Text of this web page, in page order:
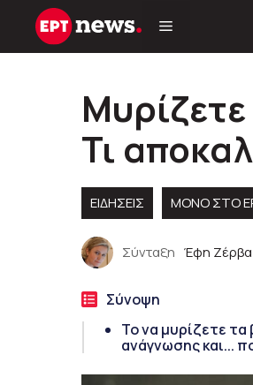
Μετάβαση
Μυρίζετε
Τι
ΕΙΔΗΣΕΙΣ ΜΟΝΟ ΣΤΟ
Σύνταξη Έφη Ζέρβα
Σύνοψη
Το να μυρίζετε τα
ανάγνωσης και...